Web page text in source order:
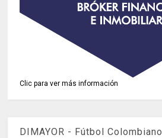
Clic para ver más información
DIMAYOR - Fútbol Colombiano